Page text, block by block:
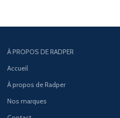
À PROPOS DE RADPER
Accueil
À propos de Radper
Nos marques